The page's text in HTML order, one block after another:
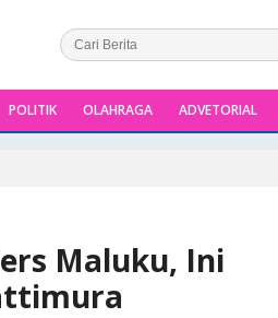
POLITIK OLAHRAGA ADVETORIAL
Maluku, Ini